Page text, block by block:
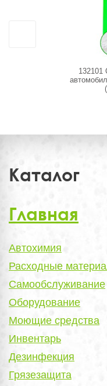
132101
Каталог
Главная
Автохимия
Расходные
Самообслуживание
Оборудование
Моющие средства
Инвентарь
Дезинфекция
Грязезащита